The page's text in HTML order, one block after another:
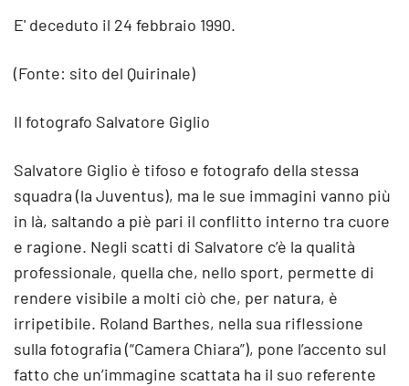
E' deceduto il 24 febbraio 1990.
(Fonte: sito del Quirinale)
Il fotografo Salvatore Giglio
Salvatore Giglio è tifoso e fotografo della stessa
squadra (la Juventus), ma le sue immagini vanno più
in là, saltando a piè pari il conflitto interno tra cuore
e ragione. Negli scatti di Salvatore c’è la qualità
professionale, quella che, nello sport, permette di
rendere visibile a molti ciò che, per natura, è
irripetibile. Roland Barthes, nella sua riflessione
sulla fotografia (“Camera Chiara”), pone l’accento sul
fatto che un’immagine scattata ha il suo referente